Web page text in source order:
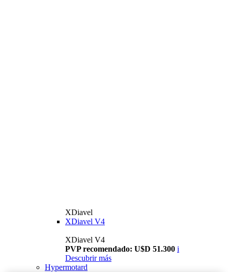
XDiavel
XDiavel V4
XDiavel V4
PVP recomendado: U$D 51.300 i
Descubrir más
Hypermotard